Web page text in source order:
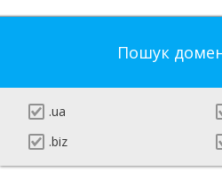
Пошук
.ua
.biz